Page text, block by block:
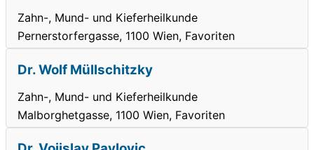
Zahn-, Mund- und Kieferheilkunde
Pernerstorfergasse, 1100 Wien, Favoriten
Dr. Wolf Müllschitzky
Zahn-, Mund- und Kieferheilkunde
Malborghetgasse, 1100 Wien, Favoriten